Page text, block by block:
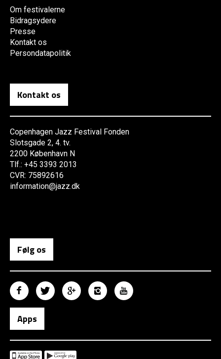
Om festivalerne
Bidragsydere
Presse
Kontakt os
Persondatapolitik
Kontakt os
Copenhagen Jazz Festival Fonden
Slotsgade 2, 4. tv.
2200 København N
Tlf.: +45 3393 2013
CVR: 75892616
information@jazz.dk
Følg os
Apps